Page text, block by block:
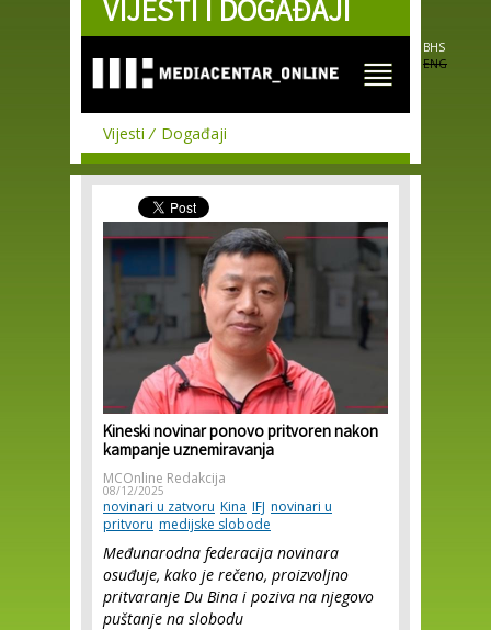
Skip to
main
VIJESTI I DOGAĐAJI
BHS
ENG
Vijesti Događaji
Kineski novinar ponovo pritvoren nakon
kampanje uznemiravanja
MCOnline Redakcija
08/12/2025
novinari u zatvoru Kina IFJ novinari u
pritvoru medijske slobode
Međunarodna federacija novinara
osuđuje, kako je rečeno, proizvoljno
pritvaranje Du Bina i poziva na njegovo
puštanje na slobodu